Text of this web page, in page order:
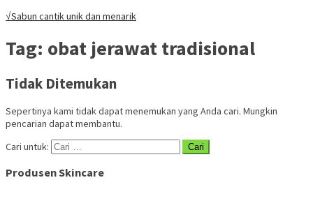
√Sabun cantik unik dan menarik
Tag: obat jerawat tradisional
Tidak Ditemukan
Sepertinya kami tidak dapat menemukan yang Anda cari. Mungkin
pencarian dapat membantu.
Cari untuk:
Produsen Skincare